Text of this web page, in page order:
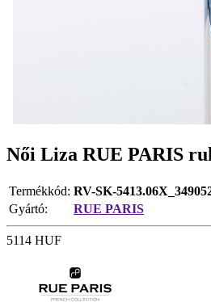
Női Liza RUE PARIS
Termékkód: RV-SK-
Gyártó:
RUE PARIS
5114 HUF